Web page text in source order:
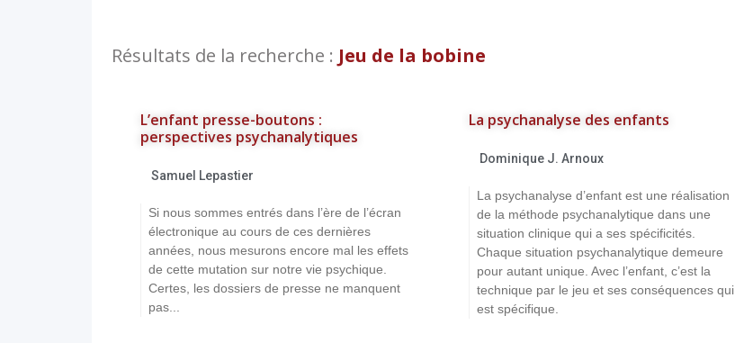
Résultats de la recherche : Jeu de la bobine
L’enfant presse-boutons :
perspectives psychanalytiques
Samuel Lepastier
Si nous sommes entrés dans l’ère de l’écran
électronique au cours de ces dernières
années, nous mesurons encore mal les effets
de cette mutation sur notre vie psychique.
Certes, les dossiers de presse ne manquent
pas...
La psychanalyse des enfants
Dominique J. Arnoux
La psychanalyse d’enfant est une réalisation
de la méthode psychanalytique dans une
situation clinique qui a ses spécificités.
Chaque situation psychanalytique demeure
pour autant unique. Avec l’enfant, c’est la
technique par le jeu et ses conséquences qui
est spécifique.